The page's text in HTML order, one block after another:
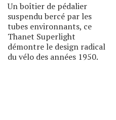
Un boîtier de pédalier
suspendu bercé par les
tubes environnants, ce
Thanet Superlight
démontre le design radical
du vélo des années 1950.